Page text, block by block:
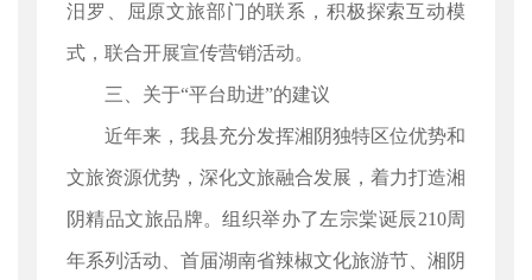
汨罗、屈原文旅部门的联系，积极探索互动模
式，联合开展宣传营销活动。
三、关于“平台助进”的建议
近年来，我县充分发挥湘阴独特区位优势和
文旅资源优势，深化文旅融合发展，着力打造湘
阴精品文旅品牌。组织举办了左宗棠诞辰210周
年系列活动、首届湖南省辣椒文化旅游节、湘阴